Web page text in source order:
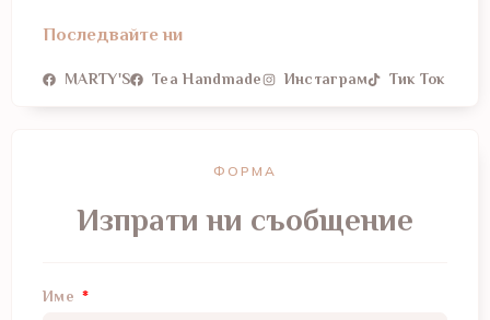
Последвайте ни
MARTY'S Tea Handmade Инстаграм Тик Ток
ФОРМА
Изпрати ни съобщение
Име